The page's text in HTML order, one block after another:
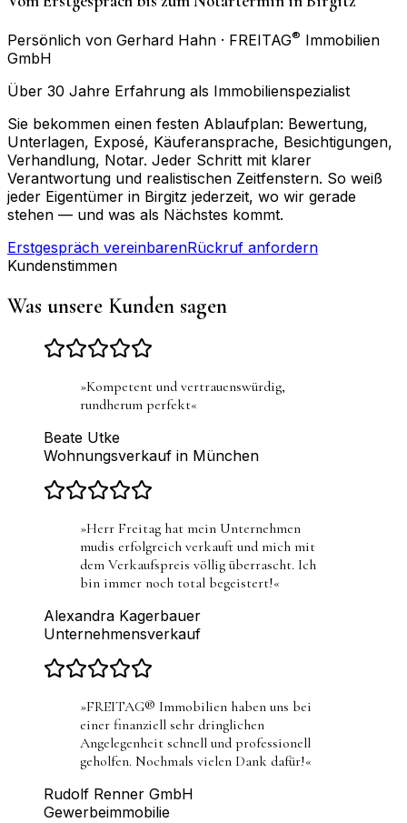
Persönlich von Gerhard Hahn · FREITAG® Immobilien
GmbH
Über 30 Jahre Erfahrung als Immobilienspezialist
Sie bekommen einen festen Ablaufplan: Bewertung,
Unterlagen, Exposé, Käuferansprache, Besichtigungen,
Verhandlung, Notar. Jeder Schritt mit klarer
Verantwortung und realistischen Zeitfenstern. So weiß
jeder Eigentümer in Birgitz jederzeit, wo wir gerade
stehen — und was als Nächstes kommt.
Erstgespräch vereinbarenRückruf anfordern
Kundenstimmen
Was unsere Kunden sagen
»Kompetent und vertrauenswürdig,
rundherum perfekt«
Beate Utke
Wohnungsverkauf in München
»Herr Freitag hat mein Unternehmen
mudis erfolgreich verkauft und mich mit
dem Verkaufspreis völlig überrascht. Ich
bin immer noch total begeistert!«
Alexandra Kagerbauer
Unternehmensverkauf
»FREITAG® Immobilien haben uns bei
einer finanziell sehr dringlichen
Angelegenheit schnell und professionell
geholfen. Nochmals vielen Dank dafür!«
Rudolf Renner GmbH
Gewerbeimmobilie